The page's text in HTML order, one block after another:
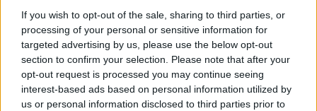
If you wish to opt-out of the sale, sharing to third parties, or
processing of your personal or sensitive information for
targeted advertising by us, please use the below opt-out
section to confirm your selection. Please note that after your
opt-out request is processed you may continue seeing
interest-based ads based on personal information utilized by
us or personal information disclosed to third parties prior to
Gribiatbrīvoties no 5 kg
liekā svara? Tad
brokastis ir jāēd šajā
laikā!
Degvielas cenas var
nekristies vēl ilgi…
Ekonomikas ministrijā
pastāsta, kāds ir
tālākais rīcības plāns